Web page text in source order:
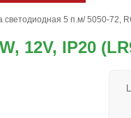
светодиодная 5 п.м/ 5050-72,
12V, IP20